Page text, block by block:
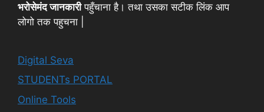
भरोसेमंद जानकारीपहुँचाना है। तथा उसका सटीक लिंक आप
लोगो तक पहुचना |
Digital Seva
STUDENTs PORTAL
Online Tools